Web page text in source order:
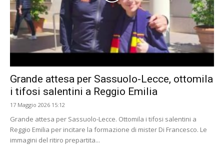
Grande attesa per Sassuolo-Lecce, ottomila
i tifosi salentini a Reggio Emilia
17 Maggio 2026 15:12
Grande attesa per Sassuolo-Lecce. Ottomila i tifosi salentini a
Reggio Emilia per incitare la formazione di mister Di Francesco. Le
immagini del ritiro prepartita...